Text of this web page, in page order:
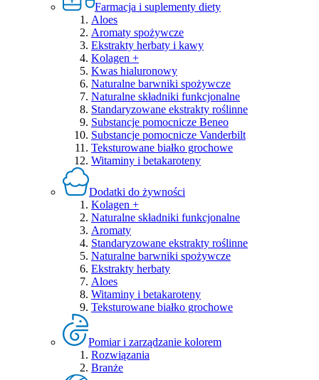
Farmacja i suplementy diety
Aloes
Aromaty spożywcze
Ekstrakty herbaty i kawy
Kolagen +
Kwas hialuronowy
Naturalne barwniki spożywcze
Naturalne składniki funkcjonalne
Standaryzowane ekstrakty roślinne
Substancje pomocnicze Beneo
Substancje pomocnicze Vanderbilt
Teksturowane białko grochowe
Witaminy i betakaroteny
Dodatki do żywności
Kolagen +
Naturalne składniki funkcjonalne
Aromaty
Standaryzowane ekstrakty roślinne
Naturalne barwniki spożywcze
Ekstrakty herbaty
Aloes
Witaminy i betakaroteny
Teksturowane białko grochowe
Pomiar i zarządzanie kolorem
Rozwiązania
Branże